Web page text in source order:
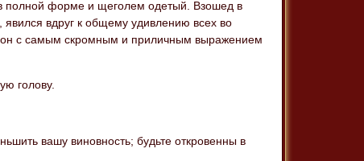
полной форме и щеголем одетый. Взошед в
вдруг к общему удивлению всех во
он с самым скромным и приличным выражением
голову.
вашу виновность; будьте откровенны в